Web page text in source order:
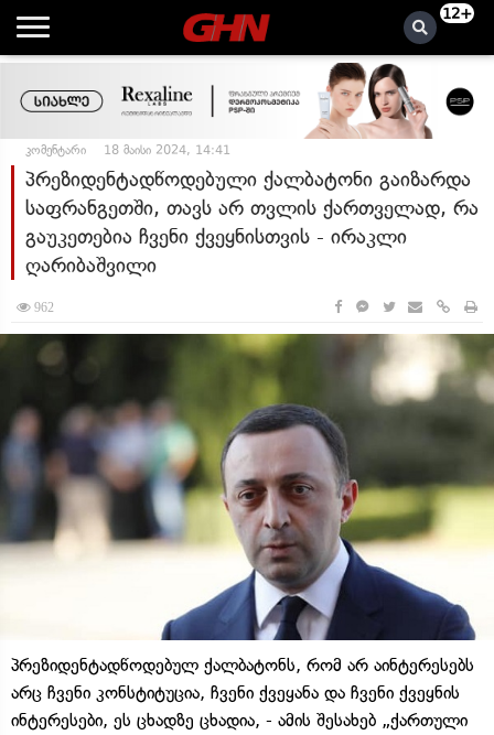
12+
კომენტარი 18 მაისი 2024, 14:41
პრეზიდენტადწოდებული ქალბატონი გაიზარდა
საფრანგეთში, თავს არ თვლის ქართველად, რა
გაუკეთებია ჩვენი ქვეყნისთვის - ირაკლი
ღარიბაშვილი
962
პრეზიდენტადწოდებულ ქალბატონს, რომ არ აინტერესებს
არც ჩვენი კონსტიტუცია, ჩვენი ქვეყანა და ჩვენი ქვეყნის
ინტერესები, ეს ცხადზე ცხადია, - ამის შესახებ „ქართული